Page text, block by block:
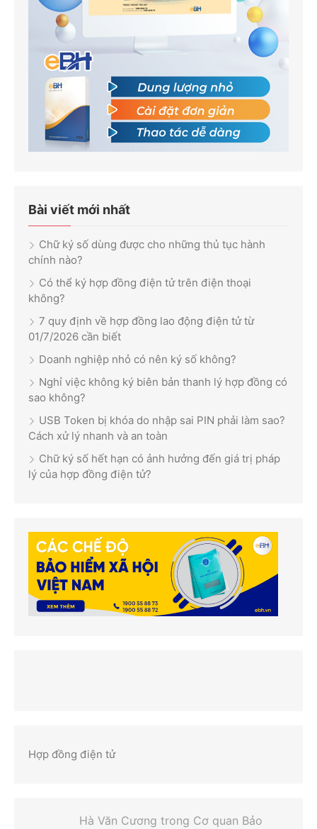
Bài viết mới nhất
Chữ ký số dùng được cho những thủ tục hành
chính nào?
Có thể ký hợp đồng điện tử trên điện thoại
không?
7 quy định về hợp đồng lao động điện tử từ
01/7/2026 cần biết
Doanh nghiệp nhỏ có nên ký số không?
Nghỉ việc không ký biên bản thanh lý hợp đồng có
sao không?
USB Token bị khóa do nhập sai PIN phải làm sao?
Cách xử lý nhanh và an toàn
Chữ ký số hết hạn có ảnh hưởng đến giá trị pháp
lý của hợp đồng điện tử?
Hợp đồng điện tử
Hà Văn Cương trong Cơ quan Bảo